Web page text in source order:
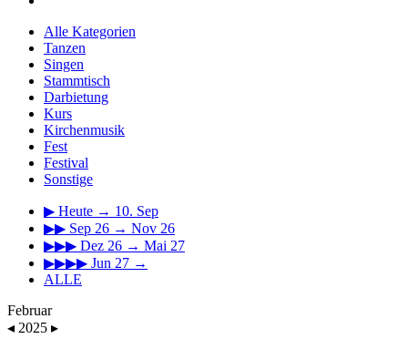
Alle Kategorien
Tanzen
Singen
Stammtisch
Darbietung
Kurs
Kirchenmusik
Fest
Festival
Sonstige
▶ Heute → 10. Sep
▶▶ Sep 26 → Nov 26
▶▶▶ Dez 26 → Mai 27
▶▶▶▶ Jun 27 →
ALLE
Februar
◂ 2025 ▸